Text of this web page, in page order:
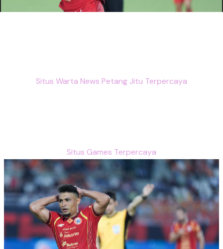
Situs Warta News Petang Jitu Terpercaya
Situs Games Terpercaya